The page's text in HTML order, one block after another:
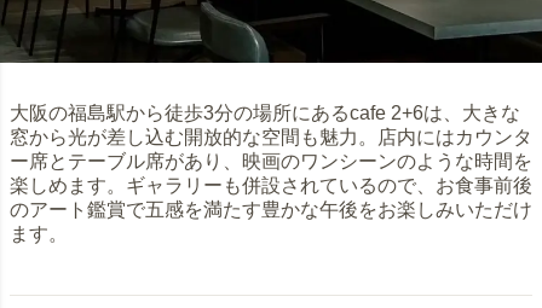
大阪の福島駅から徒歩3分の場所にあるcafe 2+6は、大きな
窓から光が差し込む開放的な空間も魅力。店内にはカウンタ
ー席とテーブル席があり、映画のワンシーンのような時間を
楽しめます。ギャラリーも併設されているので、お食事前後
のアート鑑賞で五感を満たす豊かな午後をお楽しみいただけ
ます。